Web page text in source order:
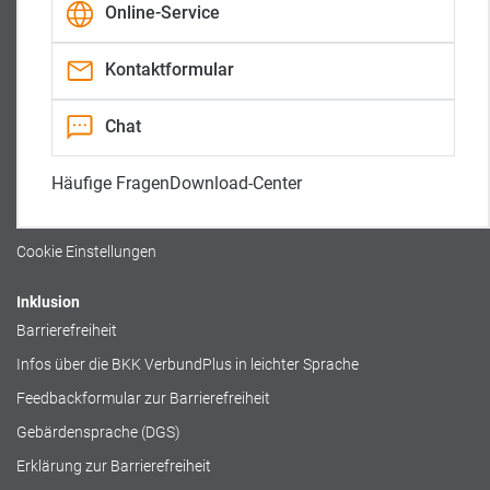
Online-Service
Kontaktformular
Chat
Häufige FragenDownload-Center
K
a
-
u
f
r
t
K
n
a
Gesundheitstelefon:
(nur bei medizinischen Fragen)
0800 / 140 554 105 090
Rechtliches
Datenschutz
Cookie Einstellungen
Inklusion
Barrierefreiheit
Infos über die BKK VerbundPlus in leichter Sprache
Feedbackformular zur Barrierefreiheit
Gebärdensprache (DGS)
Erklärung zur Barrierefreiheit